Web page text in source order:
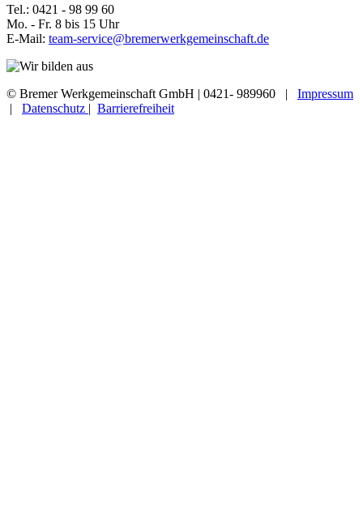
Tel.: 0421 - 98 99 60
Mo. - Fr. 8 bis 15 Uhr
E-Mail: team-service@bremerwerkgemeinschaft.de
© Bremer Werkgemeinschaft GmbH | 0421- 989960 | Impressum
| Datenschutz | Barrierefreiheit